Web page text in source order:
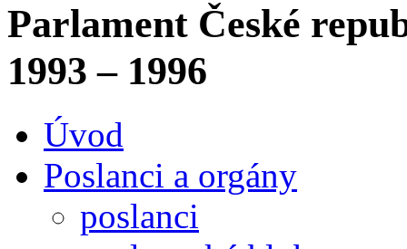
Parlament České
1993 – 1996
Úvod
Poslanci a orgány
poslanci